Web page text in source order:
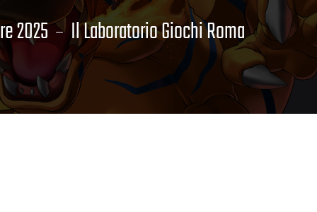
2025 Il Laboratorio Giochi Roma